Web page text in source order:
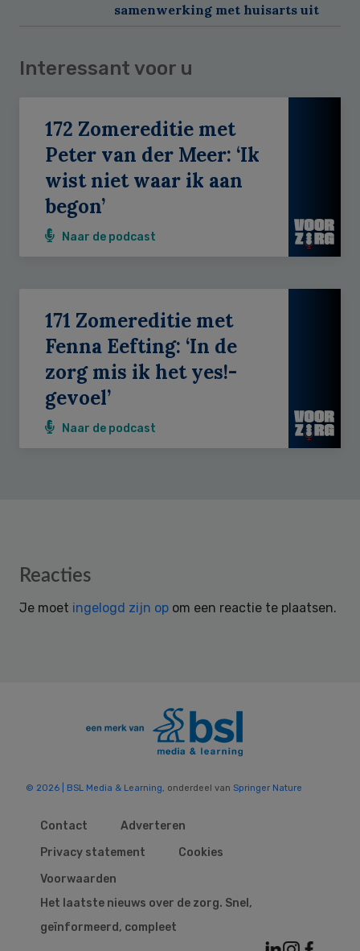
samenwerking met huisarts uit
Interessant voor u
172 Zomereditie met
Peter van der Meer: ‘Ik
wist niet waar ik aan
begon’
Naar de podcast
171 Zomereditie met
Fenna Eefting: ‘In de
zorg mis ik het yes!-
gevoel’
Naar de podcast
Reader
Reacties
Je moet ingelogd zijn op om een reactie te plaatsen.
© 2026 | BSL Media & Learning, onderdeel van Springer Nature
Contact
Adverteren
Privacy statement
Cookies
Voorwaarden
Het laatste nieuws over de zorg. Snel,
geïnformeerd, compleet